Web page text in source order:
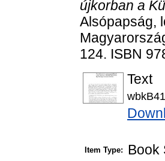
újkorban a
Alsópapság,
124. ISBN
Text
Item Type: Book